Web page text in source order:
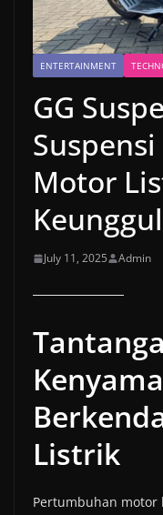
ENTERTAINMENT
GG
Motor
July 11, 2025 Admin
Listrik
Pertumbuhan